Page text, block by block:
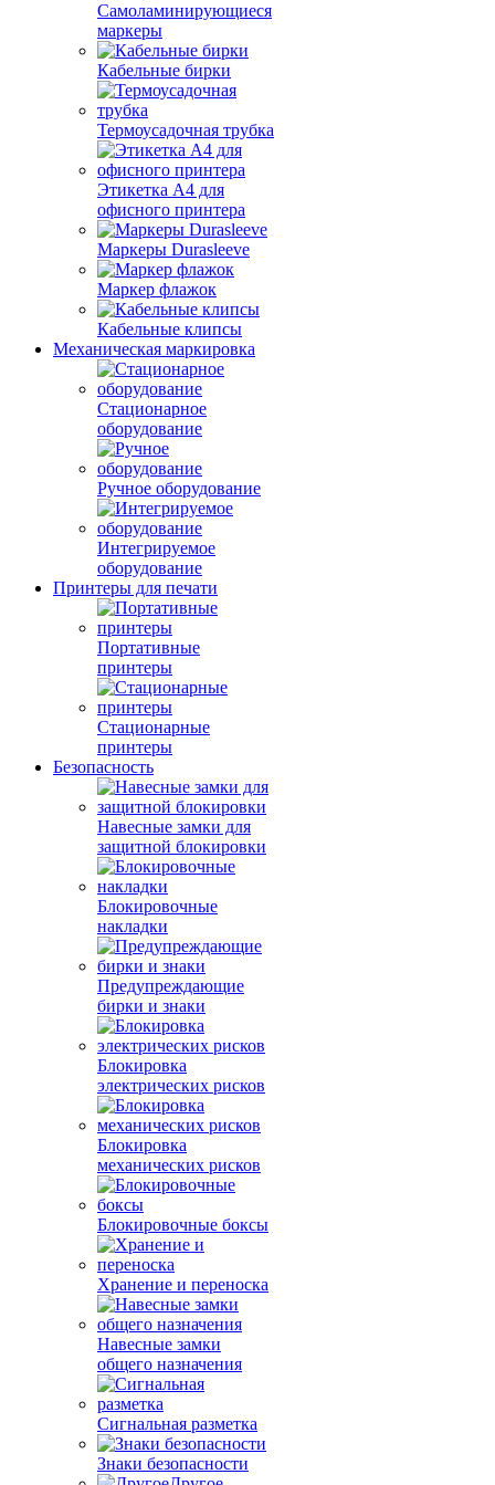
Самоламинирующиеся
маркеры
Кабельные бирки
Термоусадочная трубка
Этикетка А4 для
офисного принтера
Маркеры Durasleeve
Маркер флажок
Кабельные клипсы
Механическая маркировка
Стационарное
оборудование
Ручное оборудование
Интегрируемое
оборудование
Принтеры для печати
Портативные
принтеры
Стационарные
принтеры
Безопасность
Навесные замки для
защитной блокировки
Блокировочные
накладки
Предупреждающие
бирки и знаки
Блокировка
электрических рисков
Блокировка
механических рисков
Блокировочные боксы
Хранение и переноска
Навесные замки
общего назначения
Сигнальная разметка
Знаки безопасности